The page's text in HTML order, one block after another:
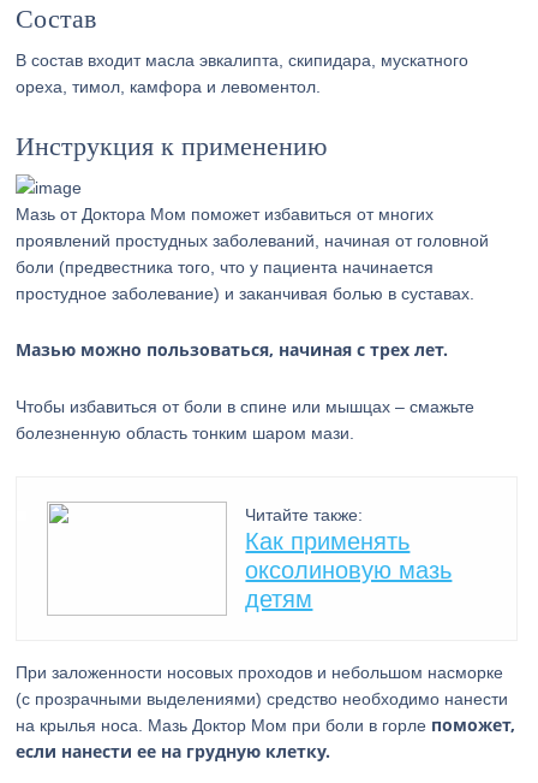
Состав
В состав входит масла эвкалипта, скипидара, мускатного
ореха, тимол, камфора и левоментол.
Инструкция к применению
Мазь от Доктора Мом поможет избавиться от многих
проявлений простудных заболеваний, начиная от головной
боли (предвестника того, что у пациента начинается
простудное заболевание) и заканчивая болью в суставах.
Мазью можно пользоваться, начиная с трех лет.
Чтобы избавиться от боли в спине или мышцах – смажьте
болезненную область тонким шаром мази.
Читайте также:
Как применять
оксолиновую мазь
детям
При заложенности носовых проходов и небольшом насморке
(с прозрачными выделениями) средство необходимо нанести
на крылья носа. Мазь Доктор Мом при боли в горле поможет,
если нанести ее на грудную клетку.